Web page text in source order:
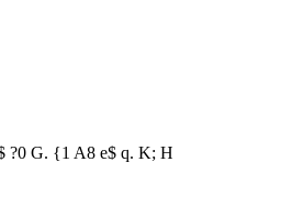
?0 G. {1 A8 e$ q. K; H